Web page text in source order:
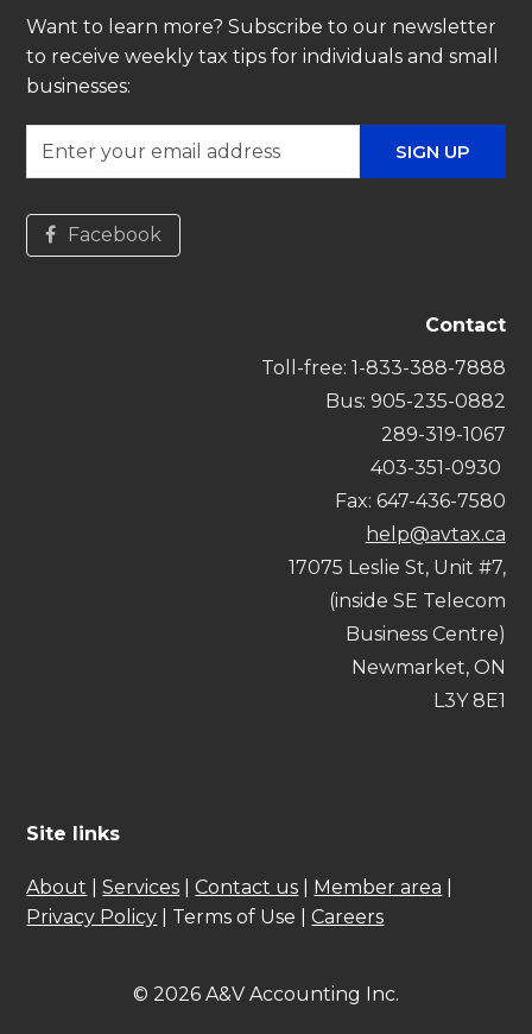
Want to learn more? Subscribe to our newsletter
to receive weekly tax tips for individuals and small
businesses:
Enter
address
SIGN UP
Facebook
Contact
Toll-free: 1-833-388-7888
Bus: 905-235-0882
289-319-1067
403-351-0930
Fax: 647-436-7580
help@avtax.ca
17075 Leslie St, Unit #7,
(inside SE Telecom
Business Centre)
Newmarket, ON
L3Y 8E1
Site links
About |Services |Contact us Member area
Privacy Policy | Terms of Use |Careers
© 2026 A&V Accounting Inc.